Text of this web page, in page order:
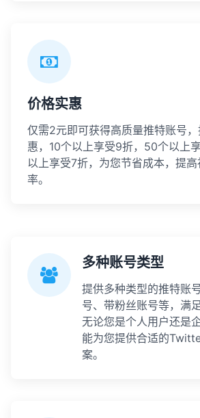
价格实惠
仅需2元即可获得高质量推特账号
惠，10个以上享受9折，50个以上
以上享受7折，为您节省成本，提
率。
多种账号类型
提供多种类型的推特账
号、带粉丝账号等，满
无论您是个人用户还是
能为您提供合适的
案。